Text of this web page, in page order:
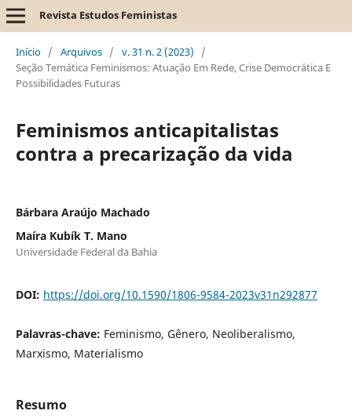
Revista Estudos Feministas
Início / Arquivos / v. 31 n. 2 (2023)
/
Seção Temática Feminismos: Atuação Em Rede, Crise Democrática E
Possibilidades Futuras
Feminismos anticapitalistas
contra a precarização da vida
Bárbara Araújo Machado
Maíra Kubík T. Mano
Universidade Federal da Bahia
DOI: https://doi.org/10.1590/1806-9584-2023v31n292877
Palavras-chave: Feminismo, Gênero, Neoliberalismo,
Marxismo, Materialismo
Resumo